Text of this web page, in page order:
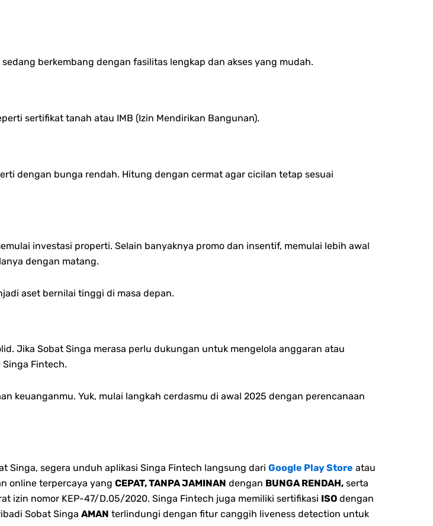
berkembang dengan fasilitas lengkap dan akses yang mudah.
sertifikat tanah atau IMB (Izin Mendirikan Bangunan).
dengan bunga rendah. Hitung dengan cermat agar cicilan tetap sesuai
investasi properti. Selain banyaknya promo dan insentif, memulai lebih awal
dengan matang.
aset bernilai tinggi di masa depan.
Jika Sobat Singa merasa perlu dukungan untuk mengelola anggaran atau
Fintech.
keuanganmu. Yuk, mulai langkah cerdasmu di awal 2025 dengan perencanaan
Singa, segera unduh aplikasi Singa Fintech langsung dari Google Play Store atau
online terpercaya yang CEPAT, TANPA JAMINAN dengan BUNGA RENDAH, serta
izin nomor KEP-47/D.05/2020. Singa Fintech juga memiliki sertifikasi ISO dengan
Sobat Singa AMAN terlindungi dengan fitur canggih liveness detection untuk